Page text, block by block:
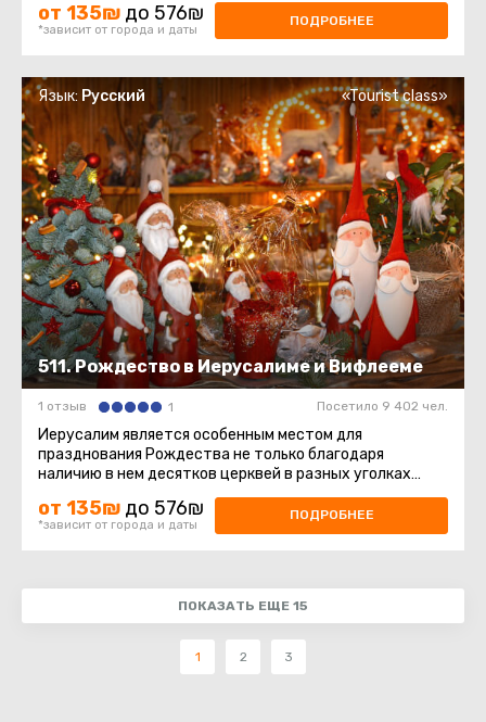
от 135₪ до 576₪
*зависит от города и даты
ПОДРОБНЕЕ
511. Рождество в Иерусалиме и Вифлееме
Язык: Русский «Tourist class»
1 отзыв 1 Посетило 9 402 чел.
Иерусалим является особенным местом для
празднования Рождества не только благодаря
наличию в нем десятков церквей в разных уголках
Старого города и окрестностях ...
от 135₪ до 576₪
*зависит от города и даты
ПОДРОБНЕЕ
ПОКАЗАТЬ ЕЩЕ 15
1 2 3